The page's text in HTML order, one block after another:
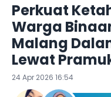
Perkuat
Warga
Malang
Lewat
24 Apr 2026 16:54